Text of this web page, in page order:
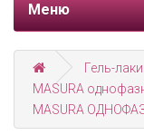
Меню
Гель-лаки
MASURA
MASURA